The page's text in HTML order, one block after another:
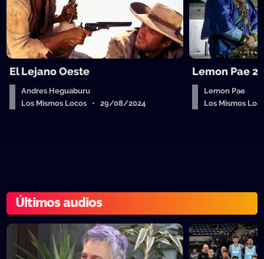
El Lejano Oeste
Andres Heguaburu
Los Mismos Locos • 29/08/2024
Lemon Pae
Lemon Pae
Los Mismos
Últimos audios